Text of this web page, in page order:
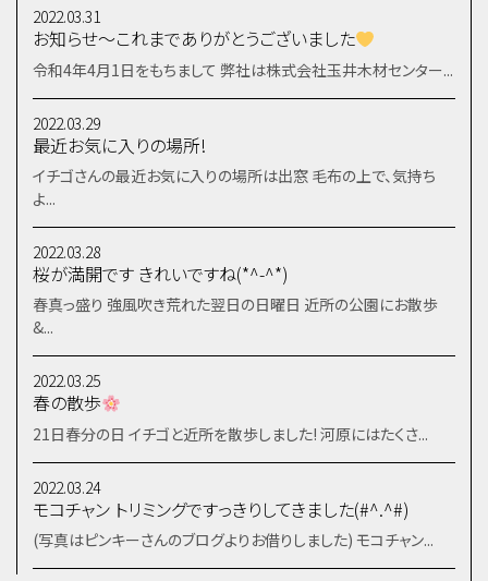
2022.03.31
お知らせ～これまでありがとうございました
令和4年4月1日をもちまして 弊社は株式会社玉井木材センター...
2022.03.29
最近お気に入りの場所!
イチゴさんの最近お気に入りの場所は出窓 毛布の上で、気持ち
よ...
2022.03.28
桜が満開です きれいですね(*^-^*)
春真っ盛り 強風吹き荒れた翌日の日曜日 近所の公園にお散歩
&...
2022.03.25
春の散歩
21日春分の日 イチゴと近所を散歩しました! 河原にはたくさ...
2022.03.24
モコチャン トリミングですっきりしてきました(#^.^#)
(写真はピンキーさんのブログよりお借りしました) モコチャン...